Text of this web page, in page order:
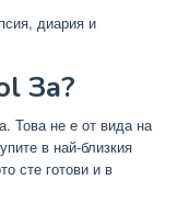
диария и
За?
Това не е от вида на
в най-близкия
сте готови и в